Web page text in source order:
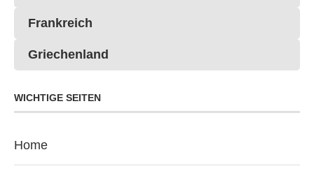
Frankreich
Griechenland
WICHTIGE SEITEN
Home